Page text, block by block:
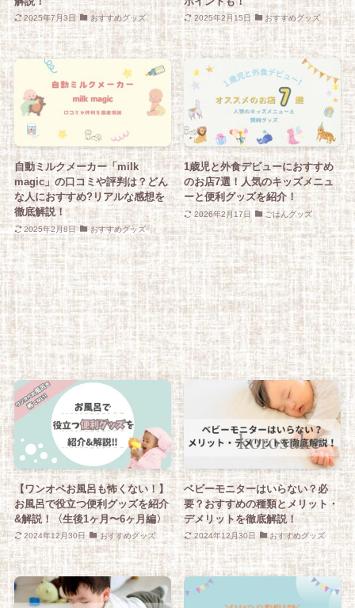
2025年7月3日 おすすめグッズ 2025年2月15日 おすすめグッズ
自動ミルクメーカー「milk
magic」の口コミや評判は？どん
な人におすすめ?リアルな感想を
徹底解説！
2025年2月8日 おすすめグッズ
1歳児と外食デビューにおすすめ
のお店7選！人気のキッズメニュ
ーと便利グッズを紹介！
2026年2月17日 ごはんグッズ
【ワンオペお風呂も怖くない！】
お風呂で役立つ便利グッズを紹介
&解説！〈生後1ヶ月〜6ヶ月編〉
2024年12月30日 おすすめグッズ
ベビーモニターはいらない？必
要？おすすめの種類とメリット・
デメリットを徹底解説！
2024年12月30日 おすすめグッズ